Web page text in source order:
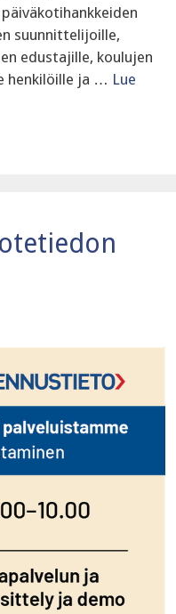
suunnittelijoille,
edustajille, koulujen
henkilöille ja … Lue